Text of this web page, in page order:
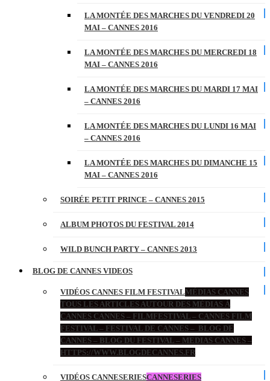
LA MONTÉE DES MARCHES DU VENDREDI 20
MAI – CANNES 2016
LA MONTÉE DES MARCHES DU MERCREDI 18
MAI – CANNES 2016
LA MONTÉE DES MARCHES DU MARDI 17 MAI
– CANNES 2016
LA MONTÉE DES MARCHES DU LUNDI 16 MAI
– CANNES 2016
LA MONTÉE DES MARCHES DU DIMANCHE 15
MAI – CANNES 2016
SOIRÉE PETIT PRINCE – CANNES 2015
ALBUM PHOTOS DU FESTIVAL 2014
WILD BUNCH PARTY – CANNES 2013
BLOG DE CANNES VIDEOS
VIDÉOS CANNES FILM FESTIVALMÉDIAS CANNES
TOUS LES ARTICLES AUTOUR DES MÉDIAS À
CANNES CANNES – FILMFESTIVAL – CANNES FILM
FESTIVAL – FESTIVAL DE CANNES – BLOG DE
CANNES – BLOG DU FESTIVAL – MEDIAS CANNES –
HTTPS://WWW.BLOGDECANNES.FR
VIDÉOS CANNESERIESCANNESERIES